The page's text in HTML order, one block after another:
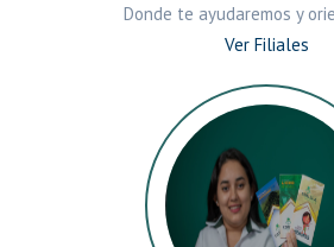
Donde te ayudaremos y
Ver Filiales